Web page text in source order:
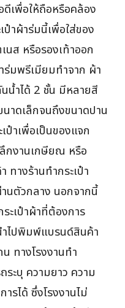
เพื่อให้ถือหรือคล้อง
ป๋าผ้าร่มนี้เพื่อใส่ของ
นส หรือรองเท้าออก
ร่มพรีเมียมทำจาก ผ้า
น้ำได้ 2 ชั้น มีหลายสี
าดเล็กจนถึงขนาดปาน
ป๋าเพื่อเป็นของแจก
กงานเกษียณ หรือ
ทางร้านทำกระเป๋า
านตัวกลาง นอกจากนี้
ะเป๋าผ้าที่ต้องการ
ำไปพิมพ์แบรนด์สินค้า
ทางโรงงานทำ
ระบุ ความยาว ความ
รได้ ซึ่งโรงงานไม่